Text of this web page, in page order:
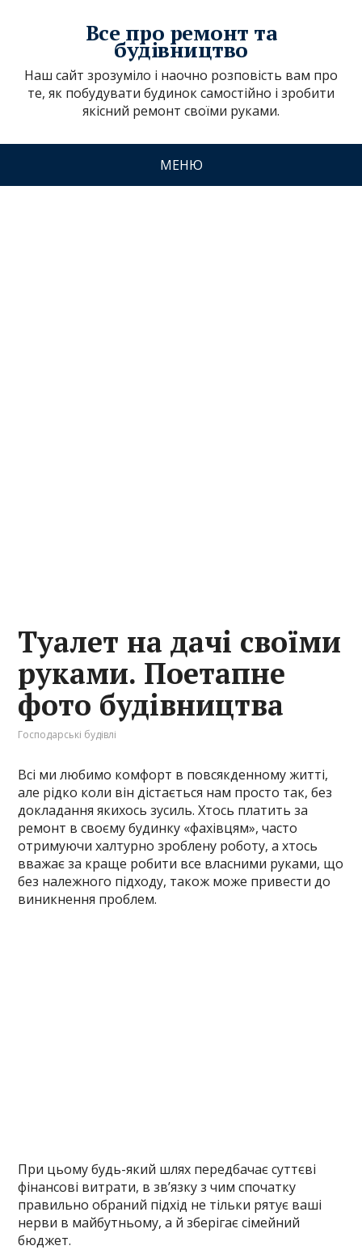
Все про ремонт та
будівництво
Наш сайт зрозуміло і наочно розповість вам про
те, як побудувати будинок самостійно і зробити
якісний ремонт своїми руками.
МЕНЮ
Туалет на дачі своїми
руками. Поетапне
фото будівництва
Господарські будівлі
Всі ми любимо комфорт в повсякденному житті,
але рідко коли він дістається нам просто так, без
докладання якихось зусиль. Хтось платить за
ремонт в своєму будинку «фахівцям», часто
отримуючи халтурно зроблену роботу, а хтось
вважає за краще робити все власними руками, що
без належного підходу, також може привести до
виникнення проблем.
При цьому будь-який шлях передбачає суттєві
фінансові витрати, в зв’язку з чим спочатку
правильно обраний підхід не тільки рятує ваші
нерви в майбутньому, а й зберігає сімейний
бюджет.